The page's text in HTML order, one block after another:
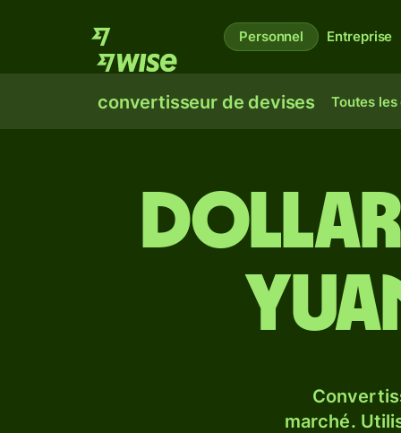
Personnel Entreprise
convertisseur de devises Toutes les
marché.